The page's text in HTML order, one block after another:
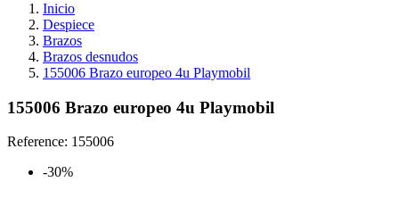
Inicio
Despiece
Brazos
Brazos desnudos
155006 Brazo europeo 4u Playmobil
155006 Brazo europeo 4u Playmobil
Reference: 155006
-30%